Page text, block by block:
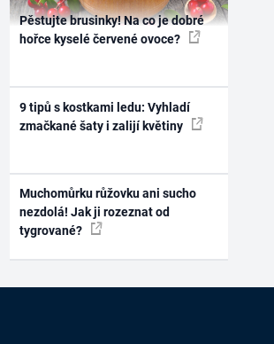
Pěstujte brusinky! Na co je dobré
hořce kyselé červené ovoce?
9 tipů s kostkami ledu: Vyhladí
zmačkané šaty i zalijí květiny
Muchomůrku růžovku ani sucho
nezdolá! Jak ji rozeznat od
tygrované?